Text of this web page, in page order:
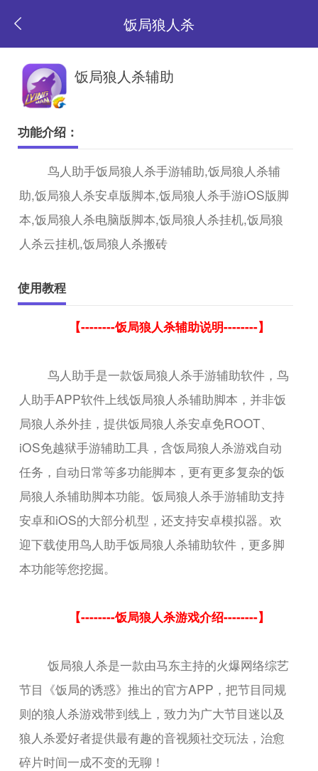
饭局狼人杀
返
页
饭局狼人杀辅助
功能介绍：
鸟人助手饭局狼人杀手游辅助,饭局狼人杀辅
助,饭局狼人杀安卓版脚本,饭局狼人杀手游iOS版脚
本,饭局狼人杀电脑版脚本,饭局狼人杀挂机,饭局狼
人杀云挂机,饭局狼人杀搬砖
使用教程
【--------饭局狼人杀辅助说明--------】
鸟人助手是一款饭局狼人杀手游辅助软件，鸟
人助手APP软件上线饭局狼人杀辅助脚本，并非饭
局狼人杀外挂，提供饭局狼人杀安卓免ROOT、
iOS免越狱手游辅助工具，含饭局狼人杀游戏自动
任务，自动日常等多功能脚本，更有更多复杂的饭
局狼人杀辅助脚本功能。饭局狼人杀手游辅助支持
安卓和iOS的大部分机型，还支持安卓模拟器。欢
迎下载使用鸟人助手饭局狼人杀辅助软件，更多脚
本功能等您挖掘。
【--------饭局狼人杀游戏介绍--------】
饭局狼人杀是一款由马东主持的火爆网络综艺
节目《饭局的诱惑》推出的官方APP，把节目同规
则的狼人杀游戏带到线上，致力为广大节目迷以及
狼人杀爱好者提供最有趣的音视频社交玩法，治愈
碎片时间一成不变的无聊！